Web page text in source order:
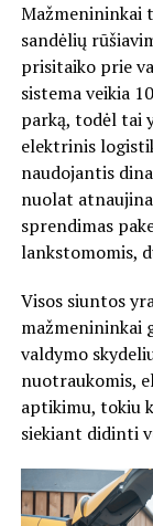
Mažmenininkai
sandėlių
prisitaiko prie
sistema veikia
parką, todėl tai
elektrinis
naudojantis
nuolat
sprendimas
lankstomomis,
Visos siuntos
mažmenininkai
valdymo
nuotraukomis,
aptikimu, tokiu
siekiant didinti